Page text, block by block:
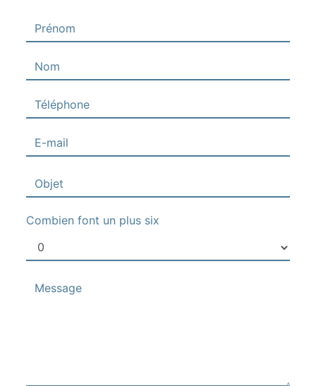
Combien font un plus six